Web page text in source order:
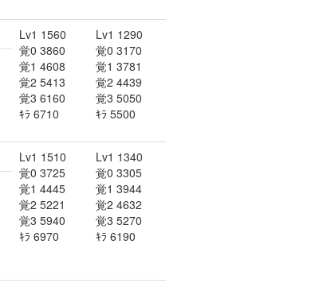
Lv1 1560
覚0 3860
覚1 4608
覚2 5413
覚3 6160
ｷﾗ 6710
Lv1 1290
覚0 3170
覚1 3781
覚2 4439
覚3 5050
ｷﾗ 5500
Lv1 1510
覚0 3725
覚1 4445
覚2 5221
覚3 5940
ｷﾗ 6970
Lv1 1340
覚0 3305
覚1 3944
覚2 4632
覚3 5270
ｷﾗ 6190